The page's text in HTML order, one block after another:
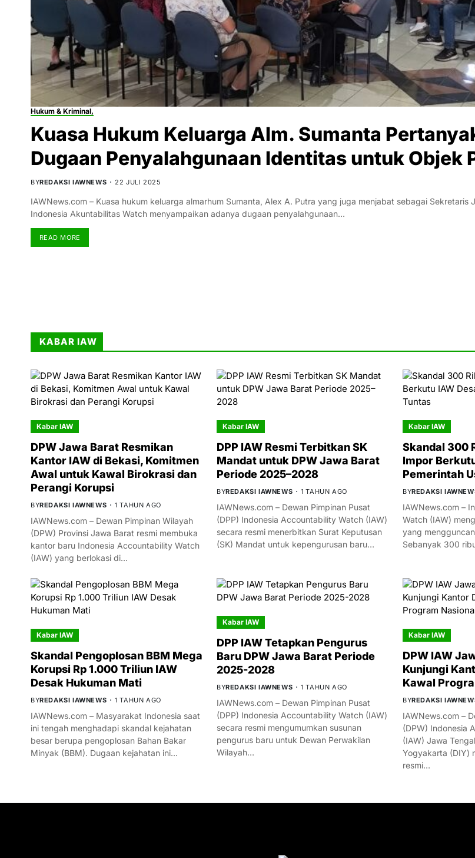
Hukum & Kriminal,
Kuasa Hukum Keluarga Alm. Sumanta
Dugaan Penyalahgunaan Identitas untuk Objek
BYREDAKSI IAWNEWS 22 JULI 2025
IAWNews.com – Kuasa hukum keluarga almarhum Sumanta, Alex A. Putra yang juga menjabat sebagai Sekretaris
Indonesia Akuntabilitas Watch menyampaikan adanya dugaan penyalahgunaan…
READ MORE
KABAR IAW
Kabar IAW
DPW Jawa Barat Resmikan
Kantor IAW di Bekasi, Komitmen
Awal untuk Kawal Birokrasi dan
Perangi Korupsi
BYREDAKSI IAWNEWS 1 TAHUN AGO
IAWNews.com – Dewan Pimpinan Wilayah
(DPW) Provinsi Jawa Barat resmi membuka
kantor baru Indonesia Accountability Watch
(IAW) yang berlokasi di…
Kabar IAW
DPP IAW Resmi Terbitkan SK
Mandat untuk DPW Jawa Barat
Periode 2025–2028
BYREDAKSI IAWNEWS 1 TAHUN AGO
IAWNews.com – Dewan Pimpinan Pusat
(DPP) Indonesia Accountability Watch (IAW)
secara resmi menerbitkan Surat Keputusan
(SK) Mandat untuk kepengurusan baru…
Kabar IAW
Skandal 300
Impor
Pemerintah
BYREDAKSI
IAWNews.com –
Watch (IAW)
yang
Sebanyak 300
Kabar IAW
Skandal Pengoplosan BBM Mega
Korupsi Rp 1.000 Triliun IAW
Desak Hukuman Mati
BYREDAKSI IAWNEWS 1 TAHUN AGO
IAWNews.com – Masyarakat Indonesia saat
ini tengah menghadapi skandal kejahatan
besar berupa pengoplosan Bahan Bakar
Minyak (BBM). Dugaan kejahatan ini…
Kabar IAW
DPP IAW Tetapkan Pengurus
Baru DPW Jawa Barat Periode
2025-2028
BYREDAKSI IAWNEWS 1 TAHUN AGO
IAWNews.com – Dewan Pimpinan Pusat
(DPP) Indonesia Accountability Watch (IAW)
secara resmi mengumumkan susunan
pengurus baru untuk Dewan Perwakilan
Wilayah…
Kabar IAW
DPW IAW
Kunjungi
Kawal
BYREDAKSI
IAWNews.com –
(DPW) Indonesia
(IAW) Jawa
Yogyakarta (DIY)
resmi…